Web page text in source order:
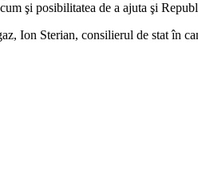
şi posibilitatea de a ajuta şi
Ion Sterian, consilierul de stat în